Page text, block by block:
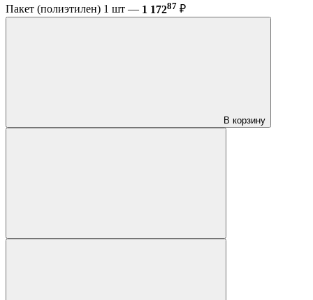
Пакет (полиэтилен) 1 шт — 1 17287 ₽
В корзину